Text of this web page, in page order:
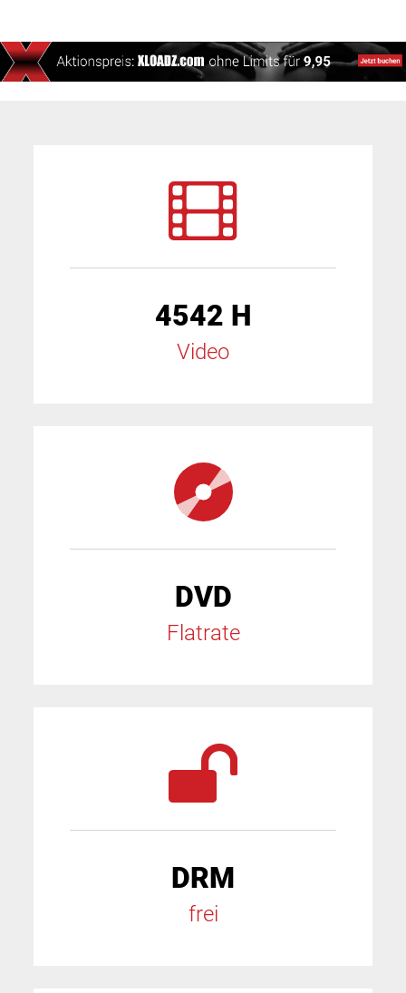
4542 H
Video
DVD
Flatrate
DRM
frei